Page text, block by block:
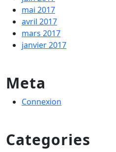
mai 2017
avril 2017
mars 2017
janvier 2017
Meta
Connexion
Categories